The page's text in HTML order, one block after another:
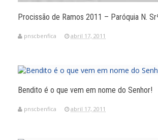
Procissão de Ramos 2011 – Paróquia N.
pnscbenfica abril 17, 2011
Bendito é o que vem em nome do Senhor!
pnscbenfica abril 17, 2011